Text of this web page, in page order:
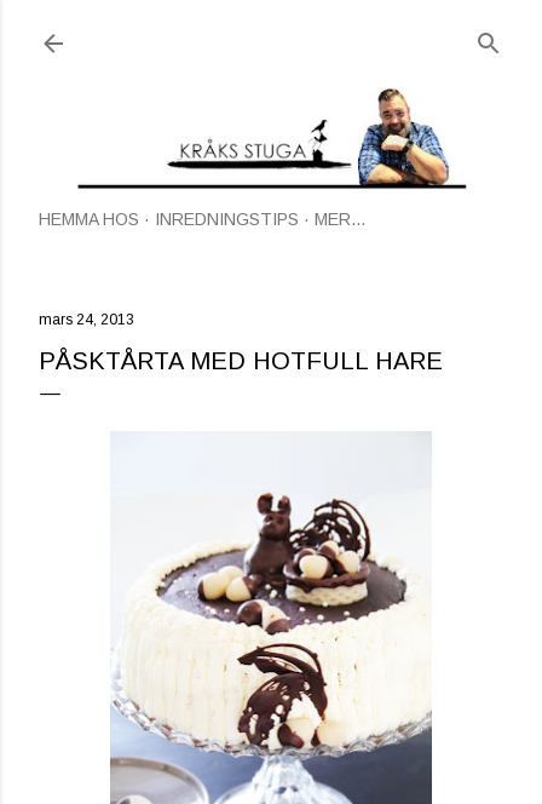
HEMMA HOS INREDNINGSTIPS MER…
mars 24, 2013
PÅSKTÅRTA MED HOTFULL HARE